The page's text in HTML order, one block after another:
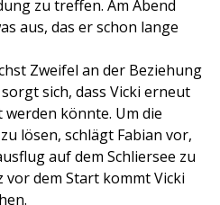
zu treffen. Am Abend
aus, das er schon lange
Zweifel an der Beziehung
sich, dass Vicki erneut
könnte. Um die
lösen, schlägt Fabian vor,
auf dem Schliersee zu
dem Start kommt Vicki